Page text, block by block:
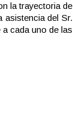
la trayectoria de
asistencia del Sr.
cada uno de las